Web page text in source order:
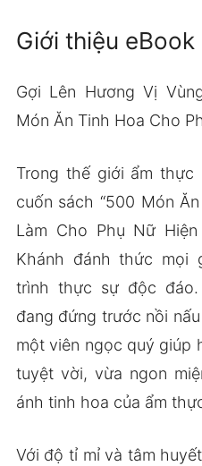
Giới thiệu eBook
Gợi Lên Hương Vị
Món Ăn Tinh Hoa Cho
Trong thế giới ẩm
cuốn sách “500 Món
Làm Cho Phụ Nữ
Khánh đánh thức mọi
trình thực sự độc
đang đứng trước nồi
một viên ngọc quý giúp
tuyệt vời, vừa ngon
ánh tinh hoa của ẩm
Với độ tỉ mỉ và tâm